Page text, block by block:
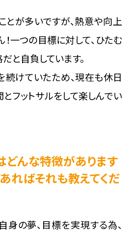
とが多いですが、熱意や向上
一つの目標に対して、ひたむ
と自負しています。
けていたため、現在も休日
フットサルをして楽しんでい
んな特徴があります
ればそれも教えてくだ
の夢、目標を実現する為、